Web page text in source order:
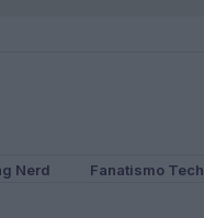
Nerd Fanatismo Tech